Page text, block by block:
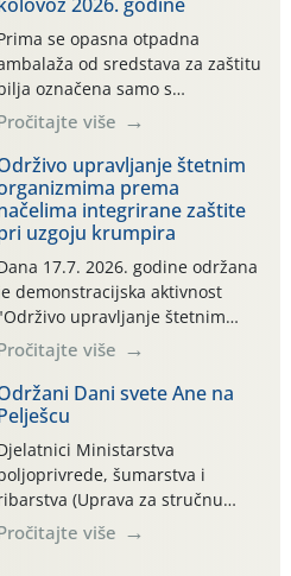
se opasna otpadna
od sredstava za zaštitu
označena samo s
i oznakom
CROCPA EKO MODEL:
ambalaža kao i
drugih proizvoda koji
sredstva za zaštitu bilja
(npr. ambalaža od mineralnih
se ne prihvaća.
je osiguran
povrat prazne
isključivo ovih tvrtki:
MAKS, AGRONOM,
TKI* (PINUS […]
više
upravljanje štetnim
prema
integrirane zaštite
uzgoju krumpira
17.7. 2026. godine održana
demonstracijska aktivnost
upravljanje štetnim
prema načelima
integrirane zaštite pri uzgoju
na pokusnom polju
kraj naselja Belica
parcela ID 2445031)
dio Međimurske
više
Dani svete Ane na
Ministarstva
šumarstva i
(Uprava za stručnu
razvoju poljoprivrede)
sudjelovali su na tradicionalnom
više